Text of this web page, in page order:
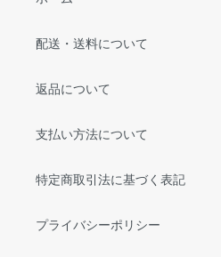
配送・送料について
返品について
支払い方法について
特定商取引法に基づく表記
プライバシーポリシー